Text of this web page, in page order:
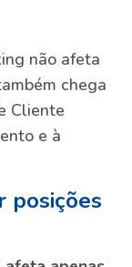
não afeta
chega
Cliente
e à
posições